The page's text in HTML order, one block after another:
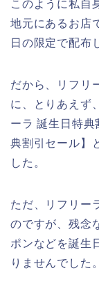
このように私自
地元にあるお店
日の限定で配布
だから、リフリ
に、とりあえず
ーラ 誕生日特
典割引セール】
した。
ただ、リフリー
のですが、残念
ポンなどを誕生
りませんでした。